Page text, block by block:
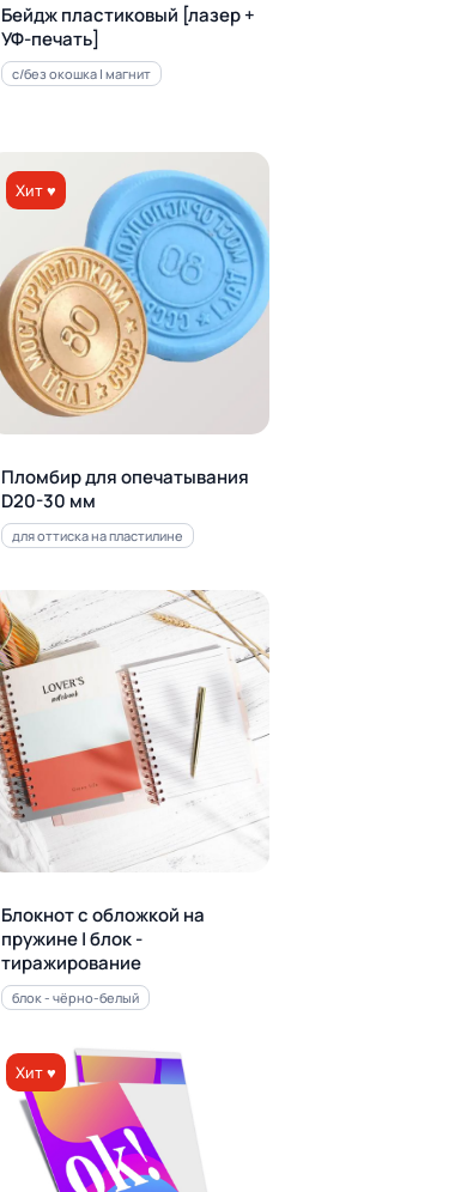
Бейдж пластиковый [лазер +
УФ-печать]
с/без окошка | магнит
Хит ♥
Пломбир для опечатывания
D20-30 мм
для оттиска на пластилине
Блокнот с обложкой на
пружине | блок -
тиражирование
блок - чёрно-белый
Хит ♥